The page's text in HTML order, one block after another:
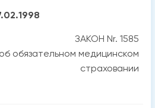
ЗАКОН Nr. 1585
обязательном медицинском
страховании